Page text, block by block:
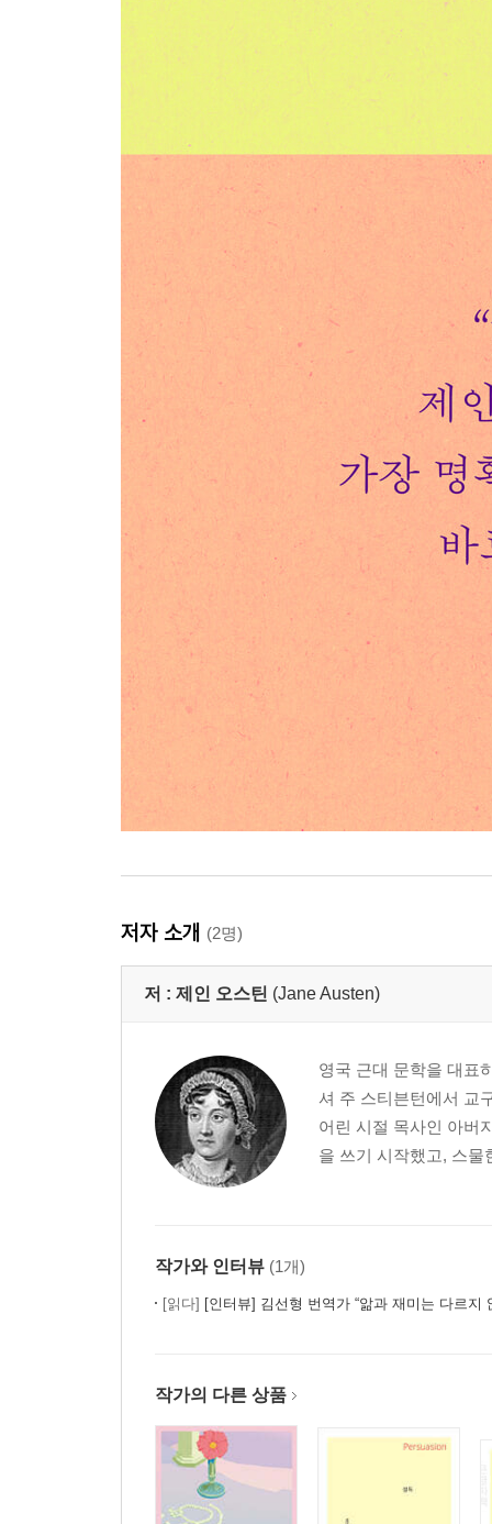
저자 소개 (2명)
저 : 제인 오스틴 (Jane Austen)
영국 근대 문학을 대표
셔 주 스티븐턴에서 교
어린 시절 목사인 아버
을 쓰기 시작했고, 스물
작가와 인터뷰 (1개)
[읽다] [인터뷰] 김선형 번역가 “앎과 재미는 다르지
작가의 다른 상품